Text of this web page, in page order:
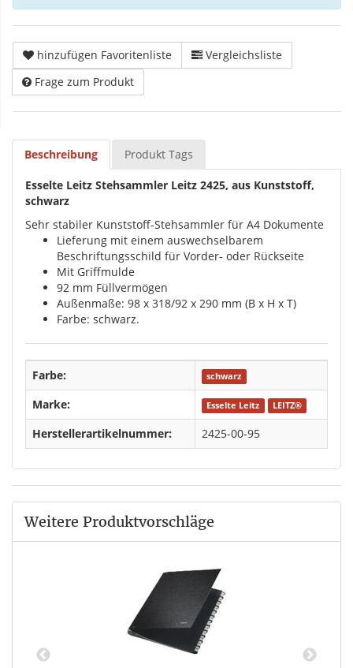
hinzufügen Favoritenliste
Vergleichsliste
Frage zum Produkt
Beschreibung Produkt Tags
Esselte Leitz Stehsammler Leitz 2425, aus Kunststoff,
schwarz
Sehr stabiler Kunststoff-Stehsammler für A4 Dokumente
Lieferung mit einem auswechselbarem
Beschriftungsschild für Vorder- oder Rückseite
Mit Griffmulde
92 mm Füllvermögen
Außenmaße: 98 x 318/92 x 290 mm (B x H x T)
Farbe: schwarz.
Farbe: schwarz
Marke: Esselte Leitz LEITZ®
Herstellerartikelnummer: 2425-00-95
Weitere Produktvorschläge